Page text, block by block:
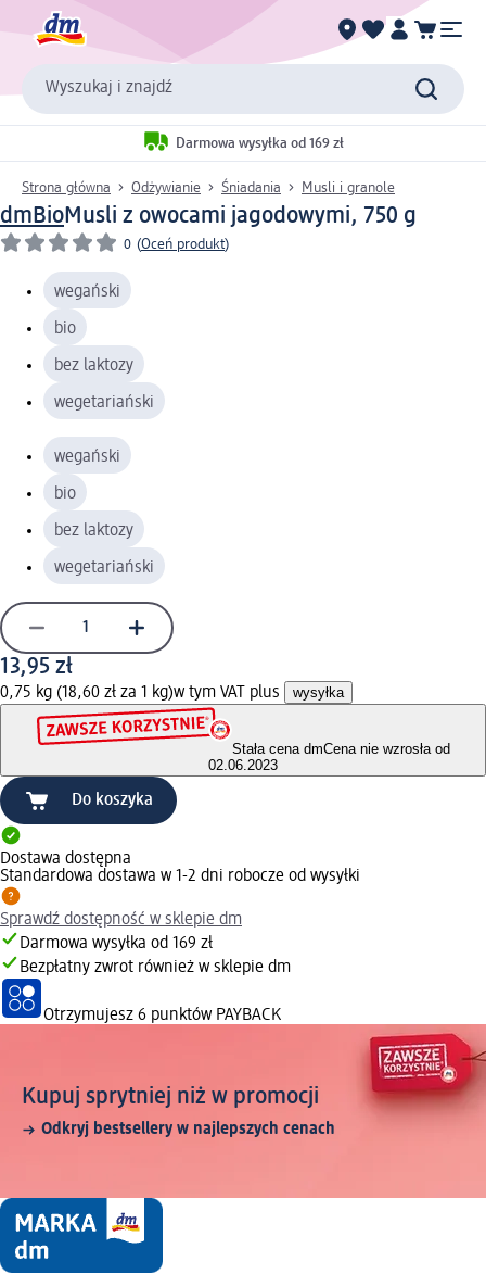
Wyszukaj i znajdź
Darmowa wysyłka od 169 zł
Strona główna Odżywianie Śniadania Musli i granole
dmBioMusli z owocami jagodowymi, 750 g
0 (Oceń produkt)
wegański
bio
bez laktozy
wegetariański
wegański
bio
bez laktozy
wegetariański
13,95 zł
0,75 kg (18,60 zł za 1 kg)w tym VAT plus wysyłka
Stała cena dmCena nie wzrosła od
02.06.2023
Do koszyka
Dostawa dostępna
Standardowa dostawa w 1-2 dni robocze od wysyłki
Sprawdź dostępność w sklepie dm
Darmowa wysyłka od 169 zł
Bezpłatny zwrot również w sklepie dm
Otrzymujesz 6 punktów PAYBACK
Kupuj sprytniej niż w promocji
Odkryj bestsellery w najlepszych cenach